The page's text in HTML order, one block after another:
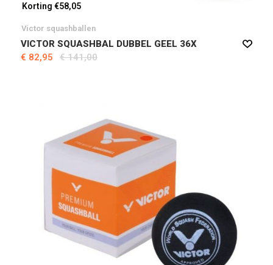
Korting €58,05
Victor squashballen
VICTOR SQUASHBAL DUBBEL GEEL 36X
€ 82,95
€ 141,00